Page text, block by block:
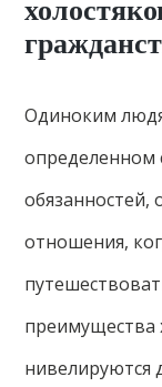
Одиноким
определенном
обязанностей,
отношения,
преимущества
нивелируются